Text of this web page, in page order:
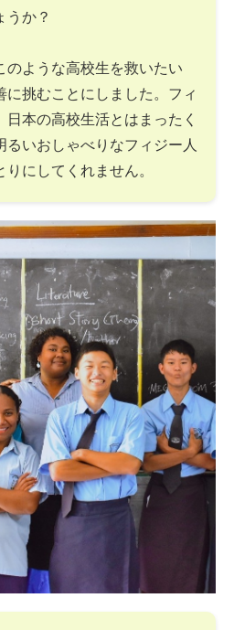
うか？
のような高校生を救いたい
に挑むことにしました。フィ
日本の高校生活とはまったく
いおしゃべりなフィジー人
にしてくれません。